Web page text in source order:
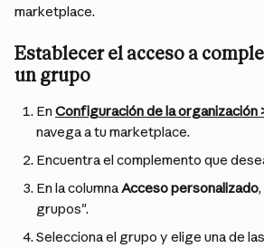
marketplace.
Establecer el acceso a
un grupo
En Configuración de la organización
navega a tu marketplace.
Encuentra el complemento que
En la columna Acceso personalizado
grupos".
Selecciona el grupo y elige una de